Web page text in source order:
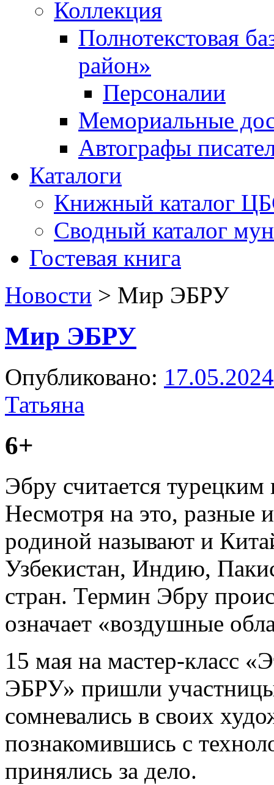
Коллекция
Полнотекстовая
район»
Персоналии
Мемориальные
Автографы
Каталоги
Книжный каталог
Сводный каталог
Гостевая книга
Новости > Мир ЭБРУ
Мир ЭБРУ
Опубликовано: 17.05.2024
Татьяна
6+
Эбру считается
Несмотря на это, разные
родиной называют и
Узбекистан, Индию,
стран. Термин Эбру
означает «воздушные
15 мая на мастер-класс
ЭБРУ» пришли
сомневались в своих
познакомившись с
принялись за дело.